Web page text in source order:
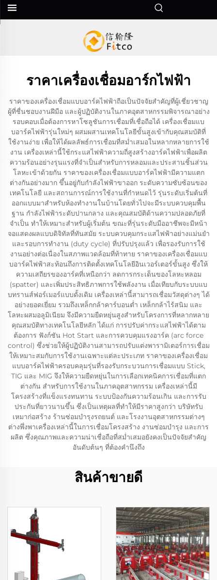
ราคาเครื่องเชื่อมอาร์กไฟฟ้า
ราคาของเครื่องเชื่อมแบบอาร์คไฟฟ้าถือเป็นปัจจัยสำคัญที่ผู้เชี่ยวชาญ
ผู้ที่ชื่นชอบงานฝีมือ และผู้ปฏิบัติงานในภาคอุตสาหกรรมพิจารณาอย่าง
รอบคอบเมื่อต้องการหาโซลูชันการเชื่อมที่เชื่อถือได้ เครื่องเชื่อมแบ
บอาร์คไฟฟ้ารุ่นใหม่ๆ ผสมผสานเทคโนโลยีขั้นสูงเข้ากับคุณสมบัติที่
ใช้งานง่าย เพื่อให้ได้ผลลัพธ์การเชื่อมที่สม่ำเสมอในหลากหลายการใช้
งาน เครื่องเหล่านี้ใช้กระแสไฟฟ้าความถี่สูงสร้างอาร์คไฟฟ้าเพื่อผลิต
ความร้อนอย่างรุนแรงที่จำเป็นสำหรับการหลอมและประสานชิ้นส่วน
โลหะเข้าด้วยกัน ราคาของเครื่องเชื่อมแบบอาร์คไฟฟ้ามีความแตก
ต่างกันอย่างมาก ขึ้นอยู่กับกำลังไฟฟ้าขาออก ระดับความซับซ้อนของ
เทคโนโลยี และสถานการณ์การใช้งานที่กำหนดไว้ รุ่นระดับเริ่มต้นที่
ออกแบบมาสำหรับห้องทำงานในบ้านโดยทั่วไปจะมีระบบควบคุมพื้น
ฐาน กำลังไฟฟ้าระดับปานกลาง และคุณสมบัติด้านความปลอดภัยที่
จำเป็น ทำให้เหมาะสำหรับผู้เริ่มต้น ขณะที่รุ่นระดับมืออาชีพจะมีหน้า
จอแสดงผลแบบดิจิทัลที่ทันสมัย ระบบควบคุมกระแสไฟฟ้าอย่างแม่นยำ
และรอบการทำงาน (duty cycle) ที่ปรับปรุงแล้ว เพื่อรองรับการใช้
งานอย่างต่อเนื่องในสภาพแวดล้อมที่ท้าทาย ราคาของเครื่องเชื่อมแบ
บอาร์คไฟฟ้าสะท้อนถึงการติดตั้งเทคโนโลยีอินเวอร์เตอร์ขั้นสูง ซึ่งให้
ความเสถียรของอาร์คที่เหนือกว่า ลดการกระเด็นของโลหะหลอม
(spatter) และเพิ่มประสิทธิภาพการใช้พลังงาน เมื่อเทียบกับระบบแบ
บทรานส์ฟอร์เมอร์แบบดั้งเดิม เครื่องเหล่านี้สามารถเชื่อมวัสดุต่างๆ ได้
อย่างยอดเยี่ยม รวมถึงเหล็กกล้าคาร์บอนต่ำ เหล็กกล้าไร้สนิม และ
โลหะผสมอลูมิเนียม จึงมีความยืดหยุ่นสูงสำหรับโครงการที่หลากหลาย
คุณสมบัติทางเทคโนโลยีหลัก ได้แก่ การปรับค่ากระแสไฟฟ้าได้ตาม
ต้องการ ฟังก์ชัน Hot Start และการควบคุมแรงอาร์ค (arc force
control) ซึ่งช่วยให้ผู้ปฏิบัติงานสามารถปรับแต่งพารามิเตอร์การเชื่อม
ให้เหมาะสมกับการใช้งานเฉพาะแต่ละประเภท ราคาของเครื่องเชื่อม
แบบอาร์คไฟฟ้าครอบคลุมรุ่นที่รองรับกระบวนการเชื่อมแบบ Stick,
TIG และ MIG จึงให้ความยืดหยุ่นในการเลือกเทคนิคการเชื่อมที่แตก
ต่างกัน สำหรับการใช้งานในภาคอุตสาหกรรม เครื่องเหล่านี้มี
โครงสร้างที่แข็งแรงทนทาน ระบบป้องกันความร้อนเกิน และการรับ
ประกันที่ยาวนานขึ้น ซึ่งเป็นเหตุผลที่ทำให้มีราคาสูงกว่า บริษัทรับ
เหมาก่อสร้าง ร้านซ่อมบำรุงรถยนต์ และโรงงานอุตสาหกรรมต่างๆ
ต่างพึ่งพาเครื่องเหล่านี้ในการเชื่อมโครงสร้าง งานซ่อมบำรุง และการ
ผลิต ซึ่งคุณภาพและความน่าเชื่อถือที่สม่ำเสมอยังคงเป็นปัจจัยสำคัญ
อันดับต้นๆ ที่ต้องคำนึงถึง
สินค้าขายดี